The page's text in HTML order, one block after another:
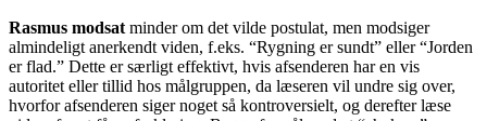
Rasmus modsatminder om det vilde postulat, men modsiger
almindeligt anerkendt viden, f.eks. “Rygning er sundt” eller “Jorden
er flad.” Dette er særligt effektivt, hvis afsenderen har en vis
autoritet eller tillid hos målgruppen, da læseren vil undre sig over,
hvorfor afsenderen siger noget så kontroversielt, og derefter læse